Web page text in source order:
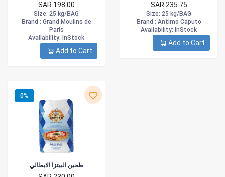
SAR.198.00
Size: 25 kg/BAG
Brand : Grand Moulins de
Paris
Availability: InStock
Add to Cart
SAR.235.75
Size: 25 kg/BAG
Brand : Antimo Caputo
Availability: InStock
Add to Cart
0%
طحين البيتزا الايطالي